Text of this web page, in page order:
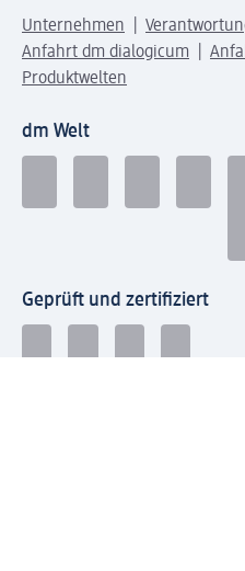
Unternehmen
Anfahrt dm dialogicum
Produktwelten
dm Welt
Geprüft und zertifiziert